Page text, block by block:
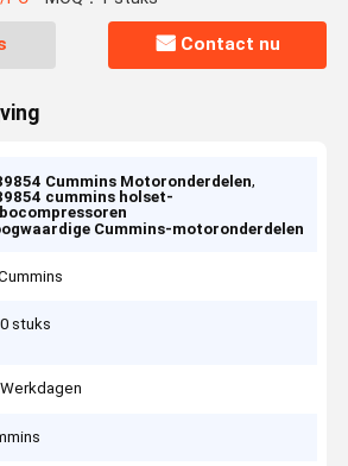
Contact nu
Cummins Motoronderdelen,
cummins holset-
Cummins-motoronderdelen
stuks